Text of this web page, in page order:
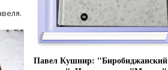
Павел Кушнир: "Биробиджанский